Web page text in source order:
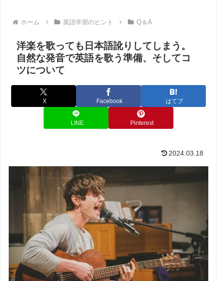
ホーム 英語学習のヒント Q＆A
洋楽を歌っても日本語訛りしてしまう。
自然な発音で英語を歌う準備、そしてコ
ツについて
X Facebook はてブ
LINE Pinterest
2024.03.18